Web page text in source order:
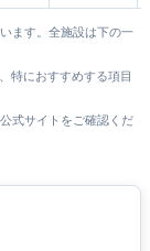
ます。全施設は下の一
特におすすめする項目
式サイトをご確認くだ